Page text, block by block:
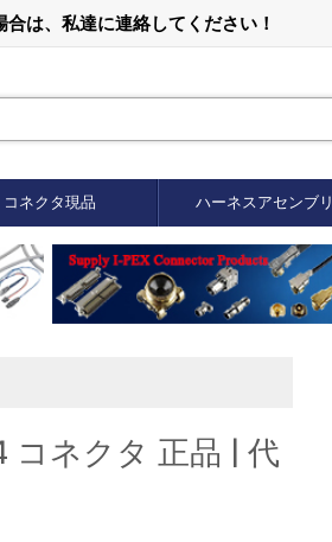
は、私達に連絡してください！
コネクタ現品 ハーネスアセンブリ
ネクタ 正品 | 代